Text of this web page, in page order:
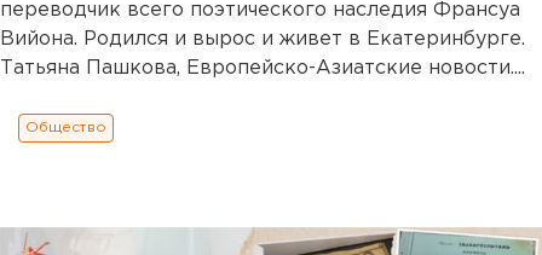
переводчик всего поэтического наследия Франсуа
Вийона. Родился и вырос и живет в Екатеринбурге.
Татьяна Пашкова, Европейско-Азиатские новости....
Общество